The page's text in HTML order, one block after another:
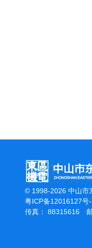
© 1998-2026 中山市
粤ICP备12016127号-
传真： 88315616